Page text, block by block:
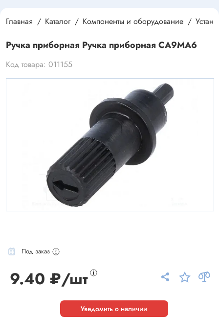
Главная Каталог Компоненты и оборудование
Ручка приборная Ручка приборная CA9MA6
Код товара: 011155
Под заказ
9.40 ₽/шт
Уведомить о наличии